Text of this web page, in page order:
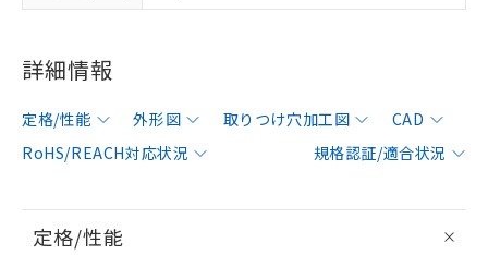
詳細情報
定格/性能 外形図 取りつけ穴加工図
CAD
RoHS/REACH対応状況
規格認証/適合状況
定格/性能